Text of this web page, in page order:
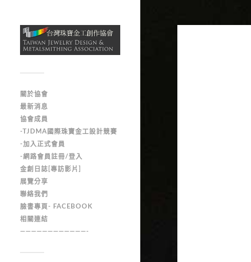
關於協會
最新消息
協會成員
-TJDMA國際珠寶金工設計競賽
-加入正式會員
-網路會員註冊/登入
金創日誌[專訪影片]
展覽分享
聯絡我們
臉書專頁- FACEBOOK
相關連結
————————————-